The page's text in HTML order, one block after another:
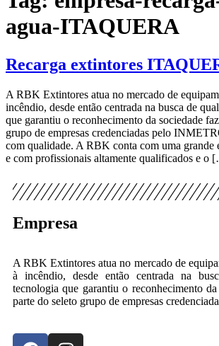
agua-ITAQUERA
Recarga extintores
A RBK Extintores atua no mercado de
incêndio, desde então centrada na busca de
que garantiu o reconhecimento da sociedade
grupo de empresas credenciadas pelo
com qualidade. A RBK conta com uma grande
e com profissionais altamente qualificados e o
Empresa
A RBK Extintores atua no mercado de
à incêndio, desde então centrada na
tecnologia que garantiu o reconhecimento
parte do seleto grupo de empresas